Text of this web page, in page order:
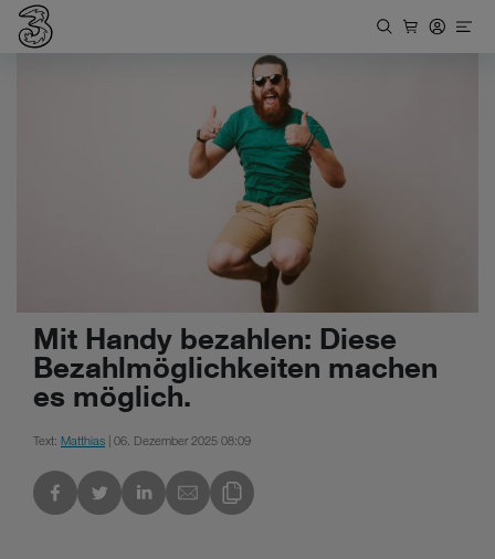
Mit Handy bezahlen: Diese
Bezahlmöglichkeiten machen
es möglich.
Text: Matthias | 06. Dezember 2025 08:09
Link des Blogs kopieren